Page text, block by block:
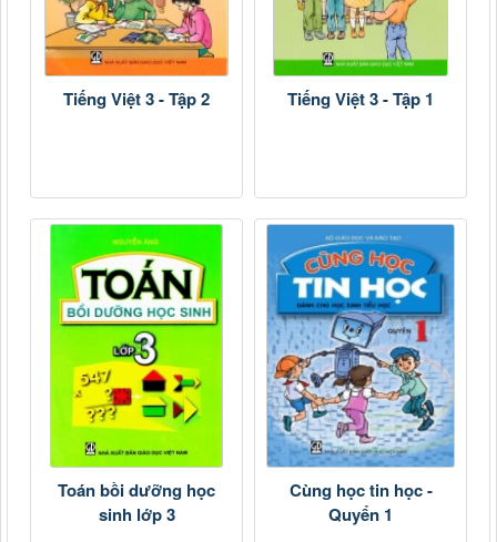
Tiếng Việt 3 - Tập 2 Tiếng Việt 3 - Tập 1
Toán bồi dưỡng học
sinh lớp 3
Cùng học tin học -
Quyển 1